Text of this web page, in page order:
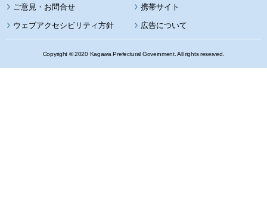
携帯サイト
ウェブアクセシビリティ方針 広告について
Copyright © 2020 Kagawa Prefectural Government. All rights reserved.